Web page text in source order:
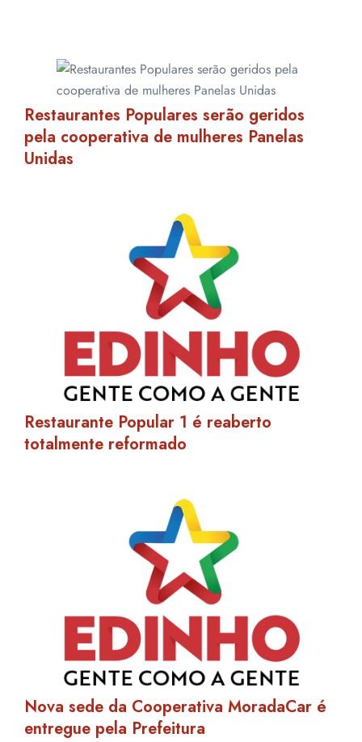
Restaurantes Populares serão geridos
pela cooperativa de mulheres Panelas
Unidas
Restaurante Popular 1 é reaberto
totalmente reformado
Nova sede da Cooperativa MoradaCar é
entregue pela Prefeitura